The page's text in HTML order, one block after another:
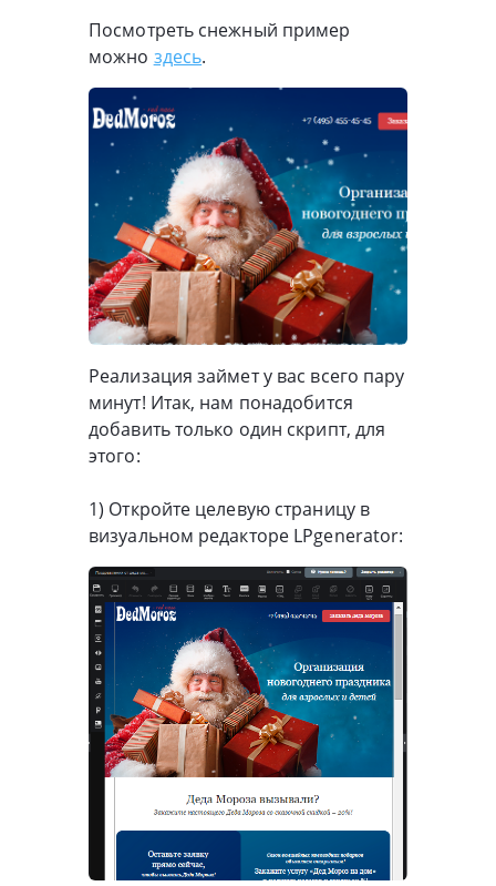
Посмотреть снежный пример
можно здесь.
Реализация займет у вас всего пару
минут! Итак, нам понадобится
добавить только один скрипт, для
этого:
1) Откройте целевую страницу в
визуальном редакторе LPgenerator: